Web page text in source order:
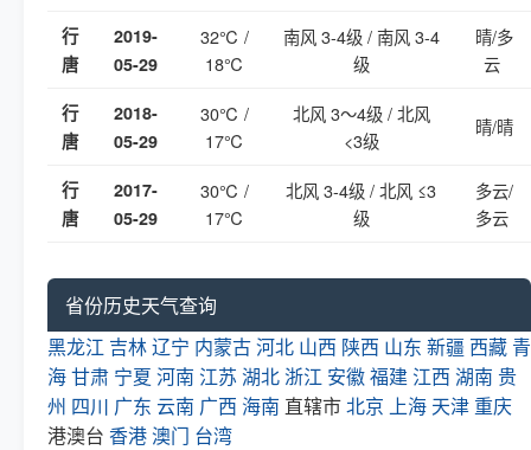
行
唐
2019-
05-29
32℃ /
18℃
南风 3-4级 / 南风 3-4
级
晴/多
云
行
唐
2018-
05-29
30℃ /
17℃
北风 3～4级 / 北风
<3级
晴/晴
行
唐
2017-
05-29
30℃ /
17℃
北风 3-4级 / 北风 ≤3
级
多云/
多云
省份历史天气查询
黑龙江 吉林辽宁 内蒙古河北 山西 陕西 山东 新疆 西藏 青
海甘肃 宁夏 河南 江苏 湖北 浙江 安徽福建 江西 湖南 贵
州 四川 广东 云南 广西 海南 直辖市北京 上海 天津 重庆
港澳台 香港澳门 台湾